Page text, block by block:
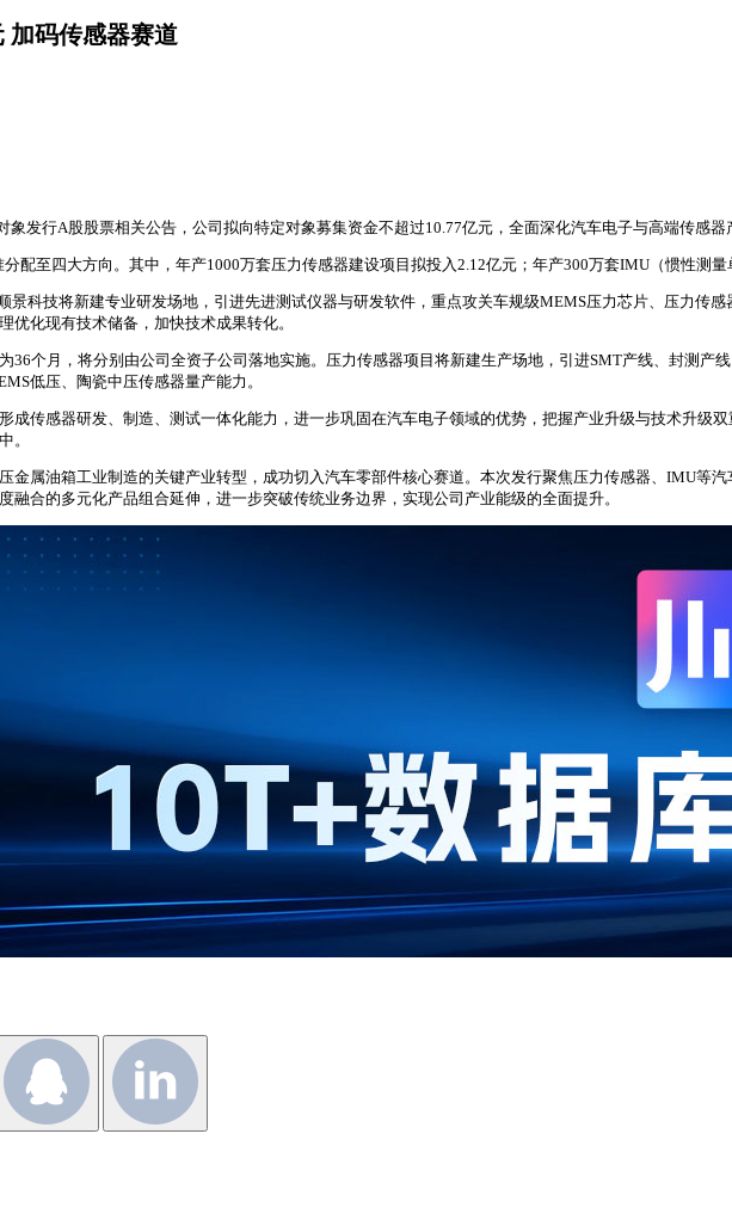
加码传感器赛道
发行A股股票相关公告，公司拟向特定对象募集资金不超过10.77亿元，全面深化汽车电子与高端传感器
配至四大方向。其中，年产1000万套压力传感器建设项目拟投入2.12亿元；年产300万套IMU（惯性测量
景科技将新建专业研发场地，引进先进测试仪器与研发软件，重点攻关车规级MEMS压力芯片、压力传
优化现有技术储备，加快技术成果转化。
36个月，将分别由公司全资子公司落地实施。压力传感器项目将新建生产场地，引进SMT产线、封测
低压、陶瓷中压传感器量产能力。
成传感器研发、制造、测试一体化能力，进一步巩固在汽车电子领域的优势，把握产业升级与技术升级
。
金属油箱工业制造的关键产业转型，成功切入汽车零部件核心赛道。本次发行聚焦压力传感器、IMU等
融合的多元化产品组合延伸，进一步突破传统业务边界，实现公司产业能级的全面提升。